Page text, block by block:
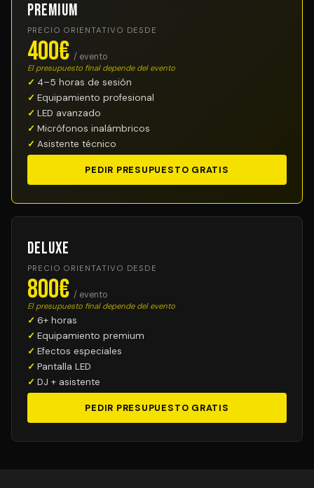
Premium
PRECIO ORIENTATIVO DESDE
400€ / evento
El presupuesto final depende del evento
4–5 horas de sesión
Equipamiento profesional
LED avanzado
Micrófonos inalámbricos
Asistente técnico
PEDIR PRESUPUESTO GRATIS
Deluxe
PRECIO ORIENTATIVO DESDE
800€ / evento
El presupuesto final depende del evento
6+ horas
Equipamiento premium
Efectos especiales
Pantalla LED
DJ + asistente
PEDIR PRESUPUESTO GRATIS